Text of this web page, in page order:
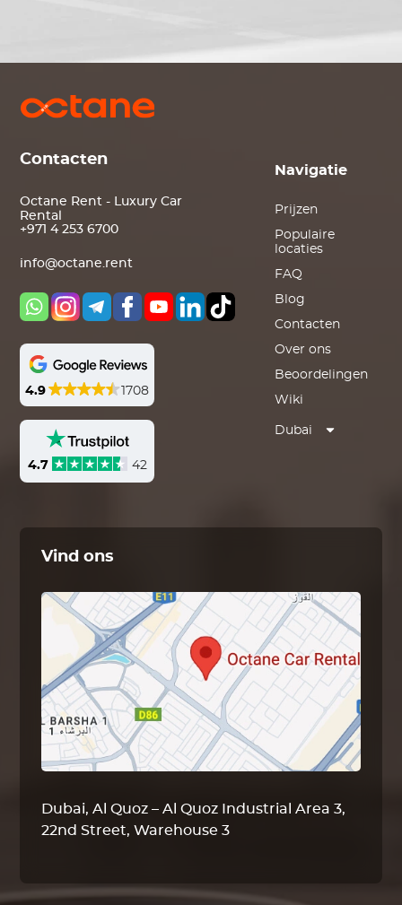
Contacten
Octane Rent - Luxury Car
Rental
+971 4 253 6700
info@octane.rent
4.9 1708
4.7 42
Navigatie
Prijzen
Populaire
locaties
FAQ
Blog
Contacten
Over ons
Beoordelingen
Wiki
Dubai
Vind ons
Dubai, Al Quoz – Al Quoz Industrial Area 3,
22nd Street, Warehouse 3